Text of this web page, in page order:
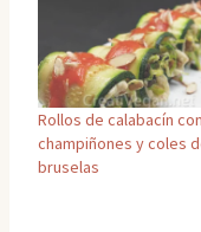
Rollos de calabacín con
champiñones y coles
bruselas